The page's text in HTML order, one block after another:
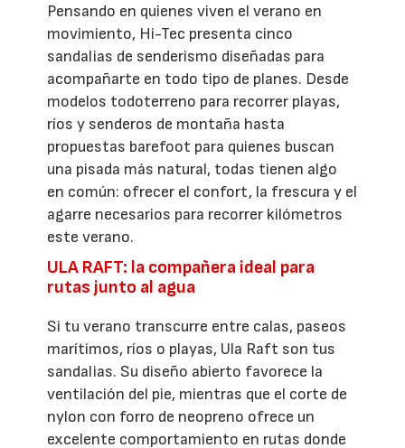
Pensando en quienes viven el verano en
movimiento, Hi-Tec presenta cinco
sandalias de senderismo diseñadas para
acompañarte en todo tipo de planes. Desde
modelos todoterreno para recorrer playas,
ríos y senderos de montaña hasta
propuestas barefoot para quienes buscan
una pisada más natural, todas tienen algo
en común: ofrecer el confort, la frescura y el
agarre necesarios para recorrer kilómetros
este verano.
ULA RAFT: la compañera ideal para
rutas junto al agua
Si tu verano transcurre entre calas, paseos
marítimos, ríos o playas, Ula Raft son tus
sandalias. Su diseño abierto favorece la
ventilación del pie, mientras que el corte de
nylon con forro de neopreno ofrece un
excelente comportamiento en rutas donde